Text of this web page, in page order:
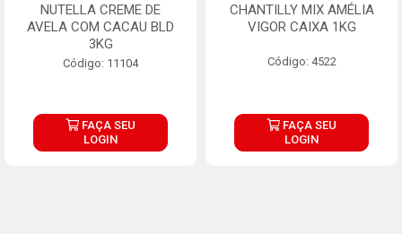
NUTELLA CREME DE
AVELA COM CACAU BLD
3KG
Código: 11104
FAÇA SEU
LOGIN
CHANTILLY MIX AMÉLIA
VIGOR CAIXA 1KG
Código: 4522
FAÇA SEU
LOGIN